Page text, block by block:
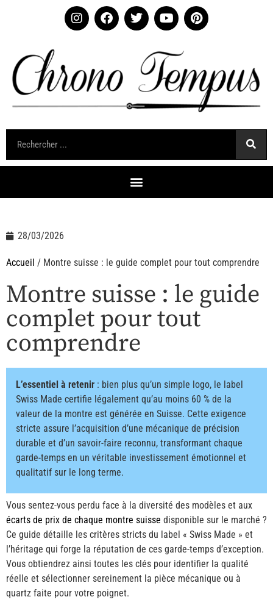
28/03/2026
Accueil / Montre suisse : le guide complet pour tout comprendre
Montre suisse : le guide
complet pour tout
comprendre
L’essentiel à retenir : bien plus qu’un simple logo, le label
Swiss Made certifie légalement qu’au moins 60 % de la
valeur de la montre est générée en Suisse. Cette exigence
stricte assure l’acquisition d’une mécanique de précision
durable et d’un savoir-faire reconnu, transformant chaque
garde-temps en un véritable investissement émotionnel et
qualitatif sur le long terme.
Vous sentez-vous perdu face à la diversité des modèles et aux
écarts de prix de chaque montre suisse disponible sur le marché ?
Ce guide détaille les critères stricts du label « Swiss Made » et
l’héritage qui forge la réputation de ces garde-temps d’exception.
Vous obtiendrez ainsi toutes les clés pour identifier la qualité
réelle et sélectionner sereinement la pièce mécanique ou à
quartz faite pour votre poignet.